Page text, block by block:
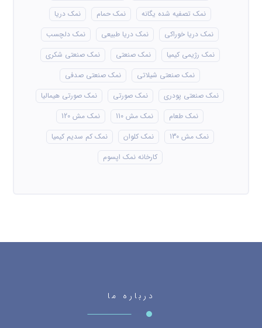
نمک تصفیه شده یگانه
نمک حمام
نمک دریا
نمک دریا خوراکی
نمک دریا طبیعی
نمک دلچسب
نمک رژیمی کیمیا
نمک صنعتی
نمک صنعتی شکری
نمک صنعتی شیلاتی
نمک صنعتی صدفی
نمک صنعتی پودری
نمک صورتی
نمک صورتی هیمالیا
نمک طعام
نمک مش 110
نمک مش 120
نمک مش 130
نمک کلوان
نمک کم سدیم کیمیا
کارخانه نمک اپسوم
درباره ما